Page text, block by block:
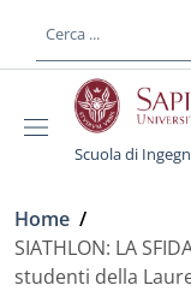
al contenuto
Scuola di
Briciole di pane
Home /
SIATHLON: LA
studenti della